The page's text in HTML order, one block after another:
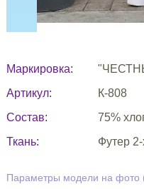
Маркировка:
Артикул:
К-808
Состав:
75%
Ткань:
Футер
Параметры модели на фото